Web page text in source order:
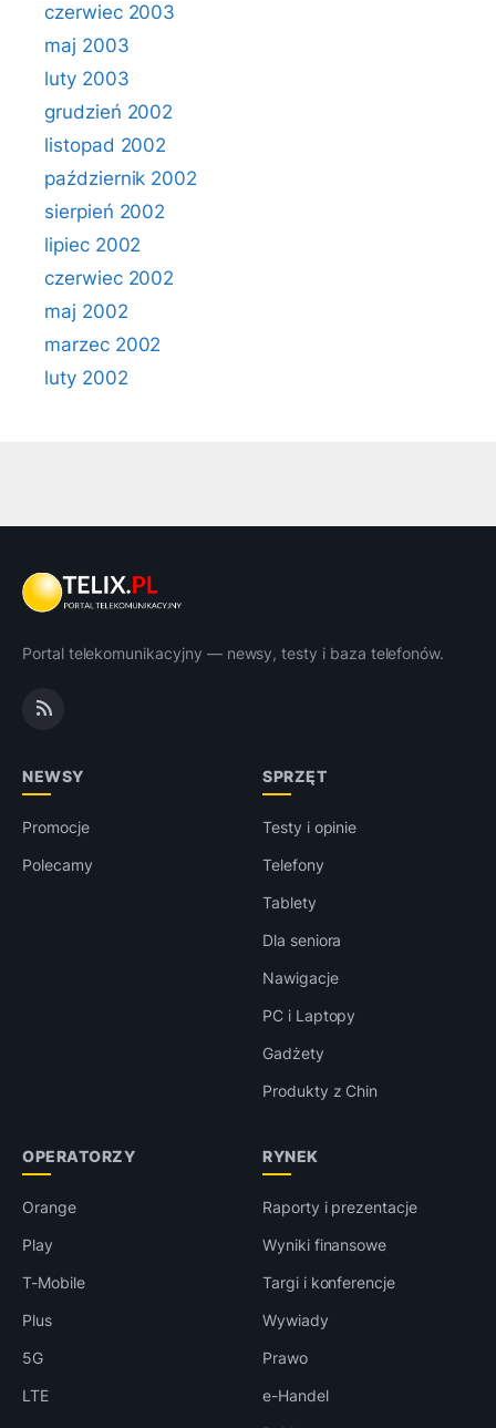
czerwiec 2003
maj 2003
luty 2003
grudzień 2002
listopad 2002
październik 2002
sierpień 2002
lipiec 2002
czerwiec 2002
maj 2002
marzec 2002
luty 2002
Portal telekomunikacyjny — newsy, testy i baza telefonów.
NEWSY
Promocje
Polecamy
SPRZĘT
Testy i opinie
Telefony
Tablety
Dla seniora
Nawigacje
PC i Laptopy
Gadżety
Produkty z Chin
OPERATORZY
Orange
Play
T-Mobile
Plus
5G
LTE
RYNEK
Raporty i prezentacje
Wyniki finansowe
Targi i konferencje
Wywiady
Prawo
e-Handel